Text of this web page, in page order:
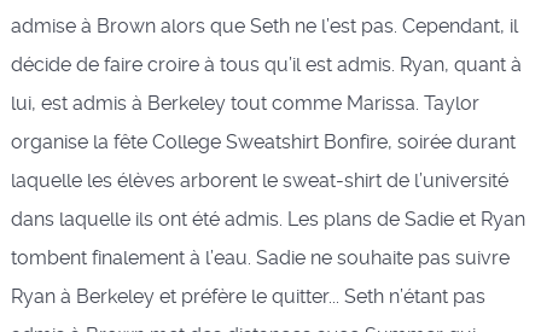
admise à Brown alors que Seth ne l’est pas. Cependant, il
décide de faire croire à tous qu’il est admis. Ryan, quant à
lui, est admis à Berkeley tout comme Marissa. Taylor
organise la fête College Sweatshirt Bonfire, soirée durant
laquelle les élèves arborent le sweat-shirt de l’université
dans laquelle ils ont été admis. Les plans de Sadie et Ryan
tombent finalement à l’eau. Sadie ne souhaite pas suivre
Ryan à Berkeley et préfère le quitter... Seth n’étant pas